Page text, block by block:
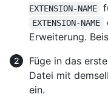
EXTENSION-NAME
EXTENSION-NAME
Erweiterung.
Füge in das
Datei mit
ein.